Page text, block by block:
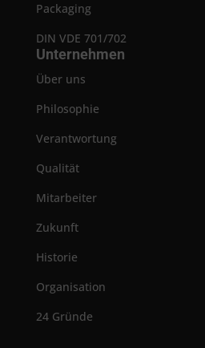
Packaging
DIN VDE 701/702
Unternehmen
Über uns
Philosophie
Verantwortung
Qualität
Mitarbeiter
Zukunft
Historie
Organisation
24 Gründe